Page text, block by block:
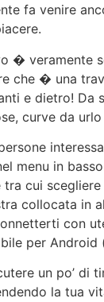
fa venire
� veramente
che � una
e dietro!
curve da
menu in
cui
collocata in
con
per
un po’ di
la tua